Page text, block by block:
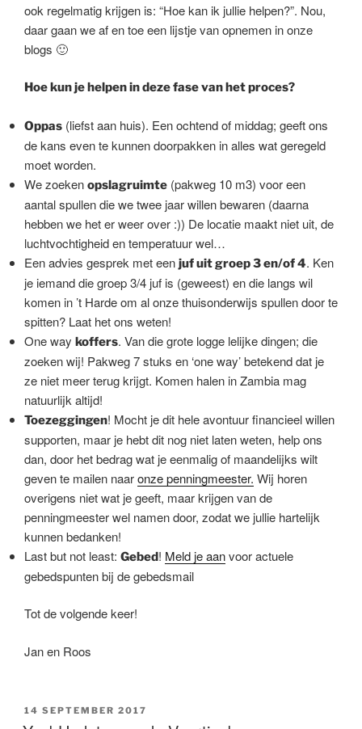
ook regelmatig krijgen is: “Hoe kan ik jullie helpen?”. Nou,
daar gaan we af en toe een lijstje van opnemen in onze
blogs 🙂
Hoe kun je helpen in deze fase van het proces?
Oppas (liefst aan huis). Een ochtend of middag; geeft ons
de kans even te kunnen doorpakken in alles wat geregeld
moet worden.
We zoeken opslagruimte (pakweg 10 m3) voor een
aantal spullen die we twee jaar willen bewaren (daarna
hebben we het er weer over :)) De locatie maakt niet uit, de
luchtvochtigheid en temperatuur wel…
Een advies gesprek met een juf uit groep 3 en/of 4. Ken
je iemand die groep 3/4 juf is (geweest) en die langs wil
komen in ’t Harde om al onze thuisonderwijs spullen door te
spitten? Laat het ons weten!
One way koffers. Van die grote logge lelijke dingen; die
zoeken wij! Pakweg 7 stuks en ‘one way’ betekend dat je
ze niet meer terug krijgt. Komen halen in Zambia mag
natuurlijk altijd!
Toezeggingen! Mocht je dit hele avontuur financieel willen
supporten, maar je hebt dit nog niet laten weten, help ons
dan, door het bedrag wat je eenmalig of maandelijks wilt
geven te mailen naaronze penningmeester. Wij horen
overigens niet wat je geeft, maar krijgen van de
penningmeester wel namen door, zodat we jullie hartelijk
kunnen bedanken!
Last but not least: Gebed! Meld je aanvoor actuele
gebedspunten bij de gebedsmail
Tot de volgende keer!
Jan en Roos
GEPLAATST
OP
14 SEPTEMBER 2017